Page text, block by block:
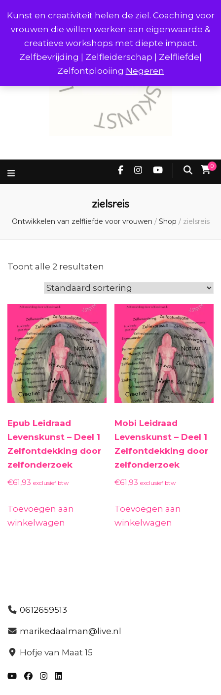
Kunst en creativiteit helen de ziel. Coaching voor
vrouwen die willen werken aan eigenwaarde &
creatieve workshops met diepte impact.
Zelfbevrijding | Zelfleiderschap | Zelfliefde|
Zelfontplooiing Negeren
0
zielsreis
Ontwikkelen van zelfliefde voor vrouwen / Shop / zielsreis
Toont alle 2 resultaten
Epub Leidraad
Levenskunst – Deel 1
Zelfontdekking door
zelfonderzoek
€61,93 exclusief btw
Toevoegen aan
winkelwagen
Mobi Leidraad
Levenskunst – Deel 1
Zelfontdekking door
zelfonderzoek
€61,93 exclusief btw
Toevoegen aan
winkelwagen
0612659513
marikedaalman@live.nl
Hofje van Maat 15